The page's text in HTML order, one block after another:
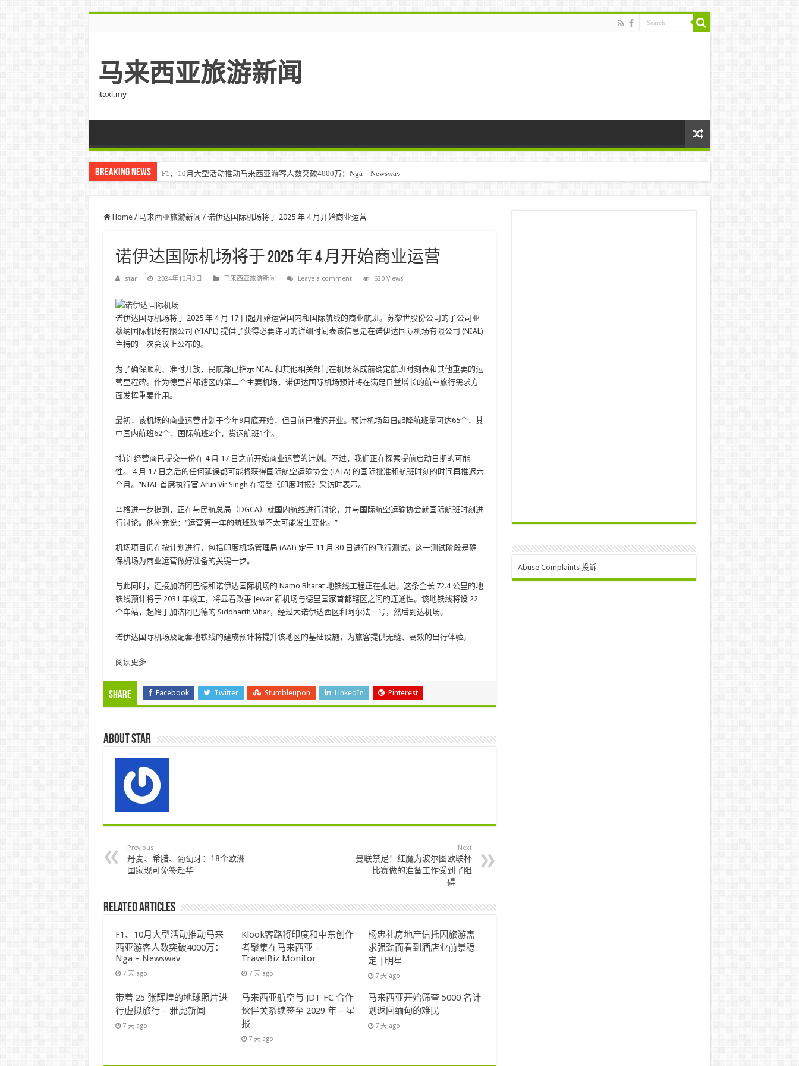
马来西亚旅游新闻
itaxi.my
Breaking News F1、10月大型活动推动马来西亚游客人数突破4000万：Nga – Newswav
Home / 马来西亚旅游新闻 / 诺伊达国际机场将于 2025 年 4 月开始商业运营
诺伊达国际机场将于 2025 年 4 月开始商业运营
star 2024年10月3日 马来西亚旅游新闻 Leave a comment 620 Views
诺伊达国际机场将于 2025 年 4 月 17 日起开始运营国内和国际航线的商业航班。苏黎世股份公司的子公司亚
穆纳国际机场有限公司 (YIAPL) 提供了获得必要许可的详细时间表该信息是在诺伊达国际机场有限公司 (NIAL)
主持的一次会议上公布的。
为了确保顺利、准时开放，民航部已指示 NIAL 和其他相关部门在机场落成前确定航班时刻表和其他重要的运
营里程碑。作为德里首都辖区的第二个主要机场，诺伊达国际机场预计将在满足日益增长的航空旅行需求方
面发挥重要作用。
最初，该机场的商业运营计划于今年9月底开始，但目前已推迟开业。预计机场每日起降航班量可达65个，其
中国内航班62个，国际航班2个，货运航班1个。
“特许经营商已提交一份在 4 月 17 日之前开始商业运营的计划。不过，我们正在探索提前启动日期的可能
性。 4 月 17 日之后的任何延误都可能将获得国际航空运输协会 (IATA) 的国际批准和航班时刻的时间再推迟六
个月。”NIAL 首席执行官 Arun Vir Singh 在接受《印度时报》采访时表示。
辛格进一步提到，正在与民航总局（DGCA）就国内航线进行讨论，并与国际航空运输协会就国际航班时刻进
行讨论。他补充说：“运营第一年的航班数量不太可能发生变化。”
机场项目仍在按计划进行，包括印度机场管理局 (AAI) 定于 11 月 30 日进行的飞行测试。这一测试阶段是确
保机场为商业运营做好准备的关键一步。
与此同时，连接加济阿巴德和诺伊达国际机场的 Namo Bharat 地铁线工程正在推进。这条全长 72.4 公里的地
铁线预计将于 2031 年竣工，将显着改善 Jewar 新机场与德里国家首都辖区之间的连通性。该地铁线将设 22
个车站，起始于加济阿巴德的 Siddharth Vihar，经过大诺伊达西区和阿尔法一号，然后到达机场。
诺伊达国际机场及配套地铁线的建成预计将提升该地区的基础设施，为旅客提供无缝、高效的出行体验。
阅读更多
Share Facebook Twitter Stumbleupon LinkedIn Pinterest
About star
Previous
丹麦、希腊、葡萄牙：18个欧洲
国家现可免签赴华
Next
曼联禁足！红魔为波尔图欧联杯
比赛做的准备工作受到了阻
碍……
Related Articles
F1、10月大型活动推动马来
西亚游客人数突破4000万：
Nga – Newswav
7 天 ago
Klook客路将印度和中东创作
者聚集在马来西亚 –
TravelBiz Monitor
7 天 ago
杨忠礼房地产信托因旅游需
求强劲而看到酒店业前景稳
定 |明星
7 天 ago
带着 25 张辉煌的地球照片进
行虚拟旅行 – 雅虎新闻
7 天 ago
马来西亚航空与 JDT FC 合作
伙伴关系续签至 2029 年 – 星
报
7 天 ago
马来西亚开始筛查 5000 名计
划返回缅甸的难民
7 天 ago
Abuse Complaints 投诉